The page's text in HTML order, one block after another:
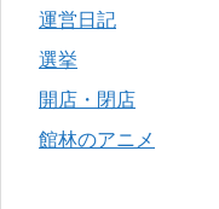
運営日記
選挙
開店・閉店
館林のアニメ